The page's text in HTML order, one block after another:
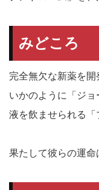
みどころ
完全無欠な新薬を
いかのように「ジ
液を飲ませられる「
果たして彼らの運命